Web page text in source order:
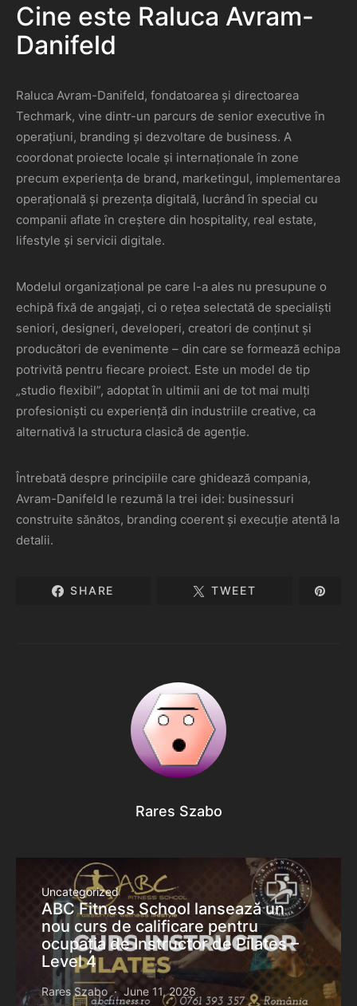
Cine este Raluca Avram-
Danifeld
Raluca Avram-Danifeld, fondatoarea și directoarea
Techmark, vine dintr-un parcurs de senior executive în
operațiuni, branding și dezvoltare de business. A
coordonat proiecte locale și internaționale în zone
precum experiența de brand, marketingul, implementarea
operațională și prezența digitală, lucrând în special cu
companii aflate în creștere din hospitality, real estate,
lifestyle și servicii digitale.
Modelul organizațional pe care l-a ales nu presupune o
echipă fixă de angajați, ci o rețea selectată de specialiști
seniori, designeri, developeri, creatori de conținut și
producători de evenimente – din care se formează echipa
potrivită pentru fiecare proiect. Este un model de tip
„studio flexibil”, adoptat în ultimii ani de tot mai mulți
profesioniști cu experiență din industriile creative, ca
alternativă la structura clasică de agenție.
Întrebată despre principiile care ghidează compania,
Avram-Danifeld le rezumă la trei idei: businessuri
construite sănătos, branding coerent și execuție atentă la
detalii.
SHARE TWEET
Rares Szabo
Uncategorized
ABC Fitness School lansează un
nou curs de calificare pentru
ocupația de Instructor de Pilates –
Level 4
Rares Szabo June 11, 2026